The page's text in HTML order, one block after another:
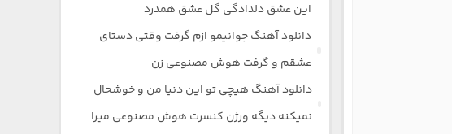
این عشق دلدادگی گل عشق همدرد
دانلود آهنگ جوانیمو ازم گرفت وقتی دستای
عشقم و گرفت هوش مصنوعی زن
دانلود آهنگ هیچی تو این دنیا من و خوشحال
نمیکنه دیگه ورژن کنسرت هوش مصنوعی میرا